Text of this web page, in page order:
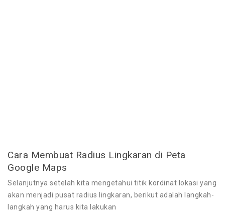
Cara Membuat Radius Lingkaran di Peta
Google Maps
Selanjutnya setelah kita mengetahui titik kordinat lokasi yang
akan menjadi pusat radius lingkaran, berikut adalah langkah-
langkah yang harus kita lakukan